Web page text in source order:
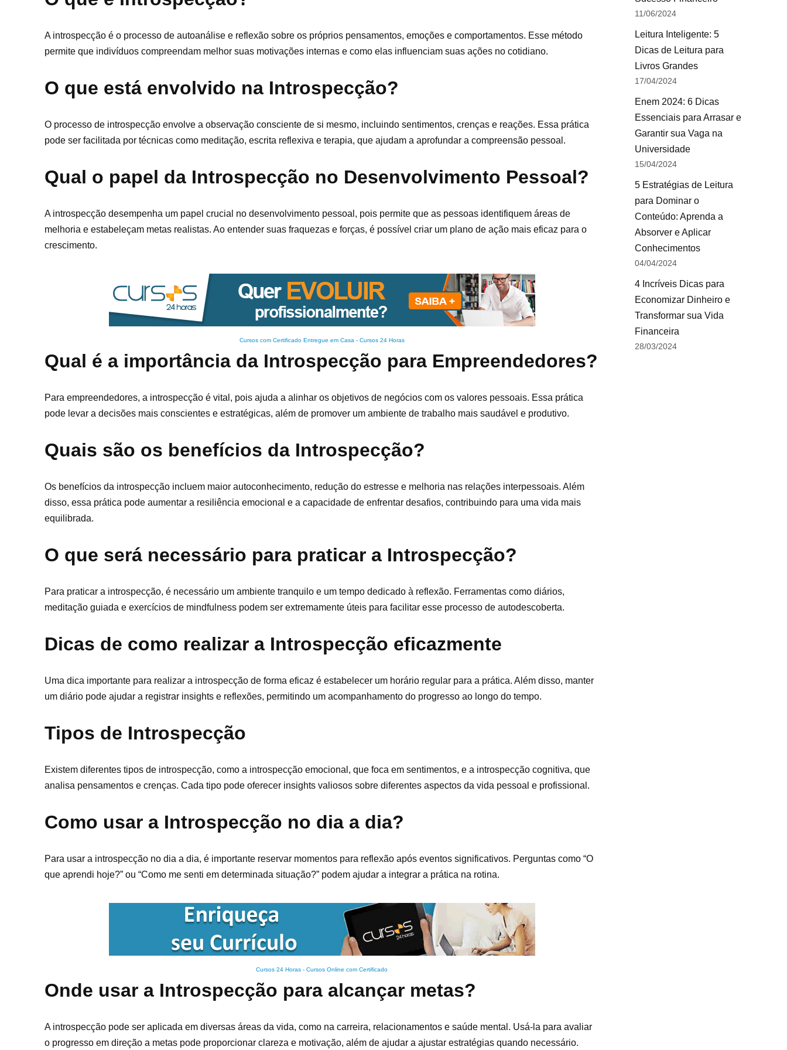
A introspecção é o processo de autoanálise e reflexão sobre os próprios pensamentos, emoções e comportamentos. Esse método
permite que indivíduos compreendam melhor suas motivações internas e como elas influenciam suas ações no cotidiano.
O que está envolvido na Introspecção?
O processo de introspecção envolve a observação consciente de si mesmo, incluindo sentimentos, crenças e reações. Essa prática
pode ser facilitada por técnicas como meditação, escrita reflexiva e terapia, que ajudam a aprofundar a compreensão pessoal.
Qual o papel da Introspecção no Desenvolvimento Pessoal?
A introspecção desempenha um papel crucial no desenvolvimento pessoal, pois permite que as pessoas identifiquem áreas de
melhoria e estabeleçam metas realistas. Ao entender suas fraquezas e forças, é possível criar um plano de ação mais eficaz para o
crescimento.
Cursos com Certificado Entregue em Casa - Cursos 24 Horas
Qual é a importância da Introspecção para Empreendedores?
Para empreendedores, a introspecção é vital, pois ajuda a alinhar os objetivos de negócios com os valores pessoais. Essa prática
pode levar a decisões mais conscientes e estratégicas, além de promover um ambiente de trabalho mais saudável e produtivo.
Quais são os benefícios da Introspecção?
Os benefícios da introspecção incluem maior autoconhecimento, redução do estresse e melhoria nas relações interpessoais. Além
disso, essa prática pode aumentar a resiliência emocional e a capacidade de enfrentar desafios, contribuindo para uma vida mais
equilibrada.
O que será necessário para praticar a Introspecção?
Para praticar a introspecção, é necessário um ambiente tranquilo e um tempo dedicado à reflexão. Ferramentas como diários,
meditação guiada e exercícios de mindfulness podem ser extremamente úteis para facilitar esse processo de autodescoberta.
Dicas de como realizar a Introspecção eficazmente
Uma dica importante para realizar a introspecção de forma eficaz é estabelecer um horário regular para a prática. Além disso, manter
um diário pode ajudar a registrar insights e reflexões, permitindo um acompanhamento do progresso ao longo do tempo.
Tipos de Introspecção
Existem diferentes tipos de introspecção, como a introspecção emocional, que foca em sentimentos, e a introspecção cognitiva, que
analisa pensamentos e crenças. Cada tipo pode oferecer insights valiosos sobre diferentes aspectos da vida pessoal e profissional.
Como usar a Introspecção no dia a dia?
Para usar a introspecção no dia a dia, é importante reservar momentos para reflexão após eventos significativos. Perguntas como “O
que aprendi hoje?” ou “Como me senti em determinada situação?” podem ajudar a integrar a prática na rotina.
Cursos 24 Horas - Cursos Online com Certificado
Onde usar a Introspecção para alcançar metas?
A introspecção pode ser aplicada em diversas áreas da vida, como na carreira, relacionamentos e saúde mental. Usá-la para avaliar
o progresso em direção a metas pode proporcionar clareza e motivação, além de ajudar a ajustar estratégias quando necessário.
11/06/2024
Leitura Inteligente: 5
Dicas de Leitura para
Livros Grandes
17/04/2024
Enem 2024: 6 Dicas
Essenciais para Arrasar e
Garantir sua Vaga na
Universidade
15/04/2024
5 Estratégias de Leitura
para Dominar o
Conteúdo: Aprenda a
Absorver e Aplicar
Conhecimentos
04/04/2024
4 Incríveis Dicas para
Economizar Dinheiro e
Transformar sua Vida
Financeira
28/03/2024